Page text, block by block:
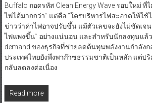
Buffalo ถอดรหัส Clean Energy Wave รอบใหม่ ที่
ไฟได้มากกว่า” แต่คือ “ใครบริหารไฟสะอาดให้ใช้
ข่าวว่าค่าไฟอาจปรับขึ้น แม้ตัวเลขจะยังไม่ชัดเจ
ไฟแพงขึ้น” อย่างแน่นอน และสำหรับนักลงทุนแ
demand ของธุรกิจที่ช่วยลดต้นทุนพลังงานกำลังก
ประเทศไทยยังพึ่งพาก๊าซธรรมชาติเป็นหลัก แต่ป
กลับลดลงต่อเนื่อง
Read more